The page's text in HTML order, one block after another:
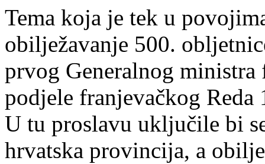
Tema koja je tek u
obilježavanje 500.
prvog Generalnog ministra
podjele franjevačkog
U tu proslavu uključile bi
hrvatska provincija, a